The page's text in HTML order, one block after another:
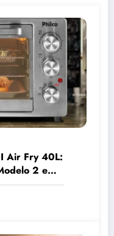
Air Fry 40L:
2 em 1